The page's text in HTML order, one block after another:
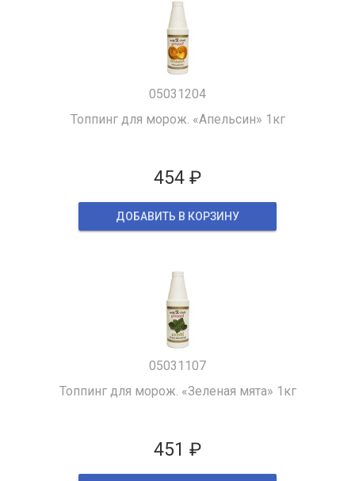
05031204
Топпинг для морож. «Апельсин» 1кг
454 ₽
ДОБАВИТЬ В КОРЗИНУ
05031107
Топпинг для морож. «Зеленая мята» 1кг
451 ₽